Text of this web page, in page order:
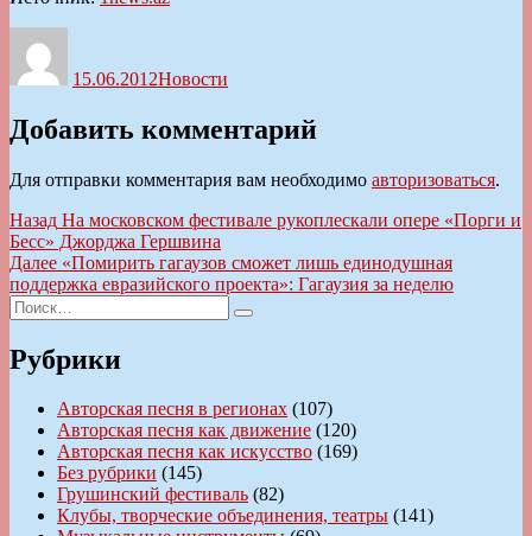
15.06.2012Новости
Добавить комментарий
Для отправки комментария вам необходимо авторизоваться.
Навигация
по
записям
Назад Предыдущая
запись:
На московском фестивале рукоплескали опере «Порги и
Бесс» Джорджа Гершвина
Далее Следующая
запись:
«Помирить гагаузов сможет лишь единодушная
поддержка евразийского проекта»: Гагаузия за неделю
Искать:
Поиск
Рубрики
Авторская песня в регионах (107)
Авторская песня как движение (120)
Авторская песня как искусство (169)
Без рубрики (145)
Грушинский фестиваль (82)
Клубы, творческие объединения, театры (141)